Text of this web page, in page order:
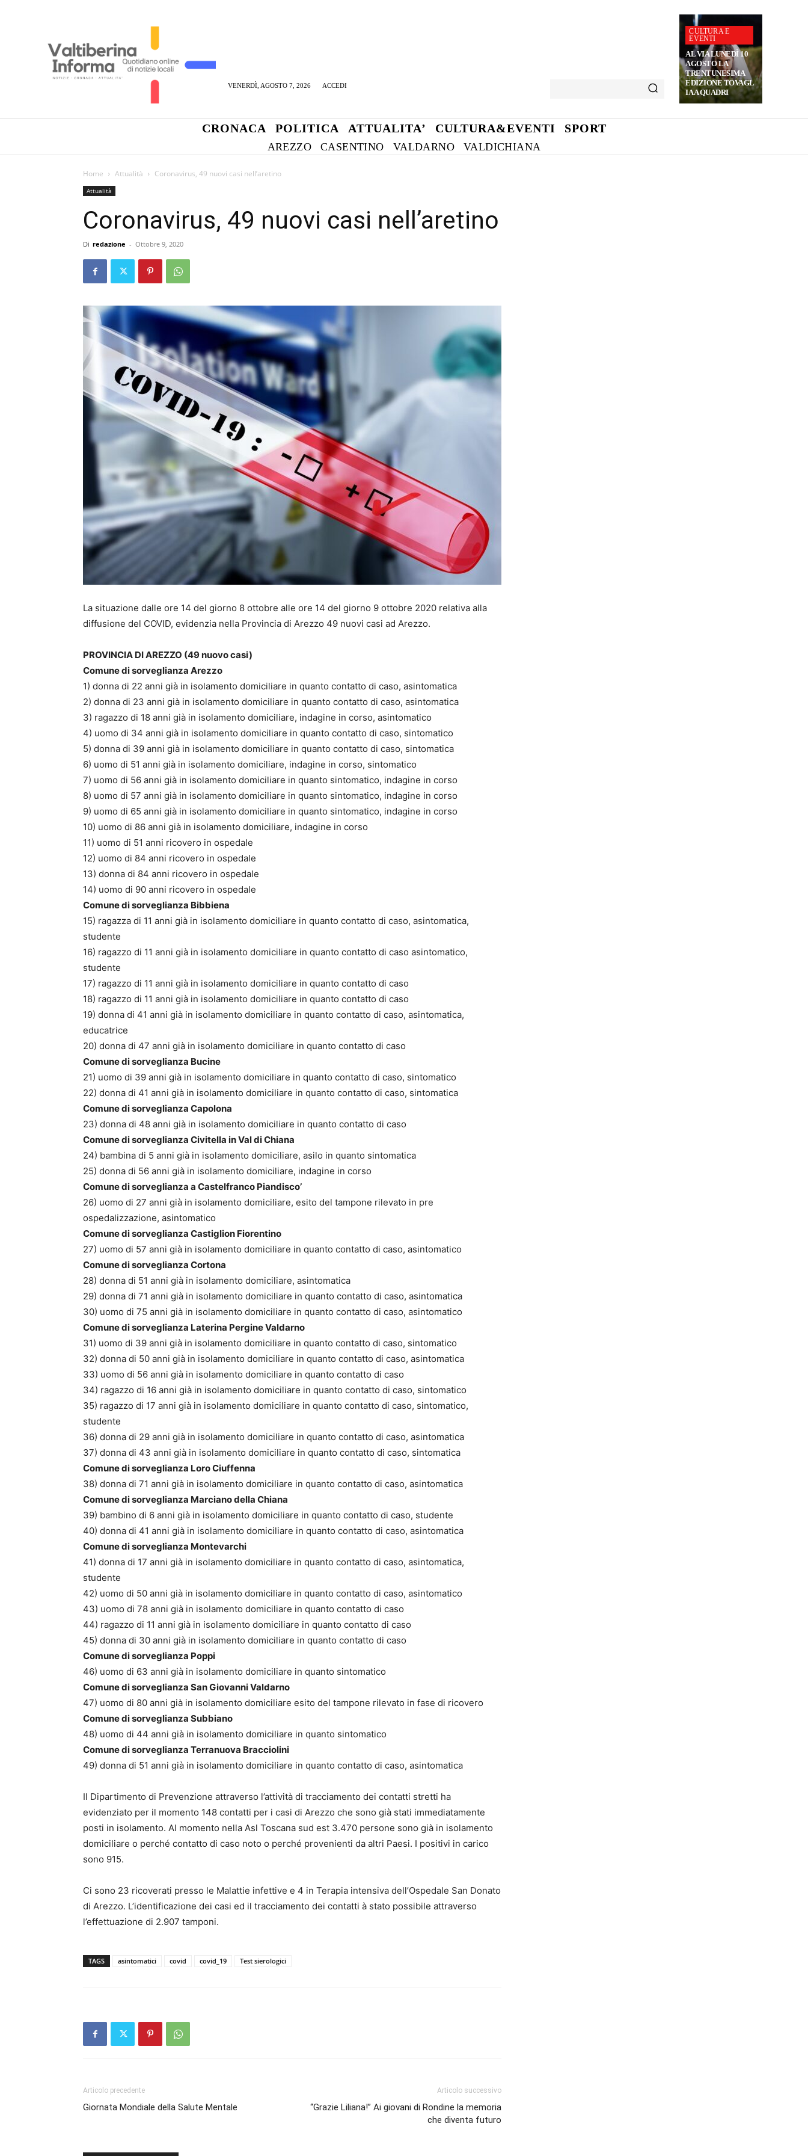
VENERDÌ, AGOSTO 7, 2026 ACCEDI
CULTURA E
EVENTI
AL VIA LUNEDÌ 10
AGOSTO LA
TRENTUNESIMA
EDIZIONE TOVAGL
IA A QUADRI
CRONACA POLITICA ATTUALITA’ CULTURA&EVENTI SPORT
AREZZO CASENTINO VALDARNO VALDICHIANA
Home Attualità Coronavirus, 49 nuovi casi nell’aretino
Attualità
Coronavirus, 49 nuovi casi nell’aretino
Di redazione - Ottobre 9, 2020
La situazione dalle ore 14 del giorno 8 ottobre alle ore 14 del giorno 9 ottobre 2020 relativa alla
diffusione del COVID, evidenzia nella Provincia di Arezzo 49 nuovi casi ad Arezzo.
PROVINCIA DI AREZZO (49 nuovo casi)
Comune di sorveglianza Arezzo
1) donna di 22 anni già in isolamento domiciliare in quanto contatto di caso, asintomatica
2) donna di 23 anni già in isolamento domiciliare in quanto contatto di caso, asintomatica
3) ragazzo di 18 anni già in isolamento domiciliare, indagine in corso, asintomatico
4) uomo di 34 anni già in isolamento domiciliare in quanto contatto di caso, sintomatico
5) donna di 39 anni già in isolamento domiciliare in quanto contatto di caso, sintomatica
6) uomo di 51 anni già in isolamento domiciliare, indagine in corso, sintomatico
7) uomo di 56 anni già in isolamento domiciliare in quanto sintomatico, indagine in corso
8) uomo di 57 anni già in isolamento domiciliare in quanto sintomatico, indagine in corso
9) uomo di 65 anni già in isolamento domiciliare in quanto sintomatico, indagine in corso
10) uomo di 86 anni già in isolamento domiciliare, indagine in corso
11) uomo di 51 anni ricovero in ospedale
12) uomo di 84 anni ricovero in ospedale
13) donna di 84 anni ricovero in ospedale
14) uomo di 90 anni ricovero in ospedale
Comune di sorveglianza Bibbiena
15) ragazza di 11 anni già in isolamento domiciliare in quanto contatto di caso, asintomatica,
studente
16) ragazzo di 11 anni già in isolamento domiciliare in quanto contatto di caso asintomatico,
studente
17) ragazzo di 11 anni già in isolamento domiciliare in quanto contatto di caso
18) ragazzo di 11 anni già in isolamento domiciliare in quanto contatto di caso
19) donna di 41 anni già in isolamento domiciliare in quanto contatto di caso, asintomatica,
educatrice
20) donna di 47 anni già in isolamento domiciliare in quanto contatto di caso
Comune di sorveglianza Bucine
21) uomo di 39 anni già in isolamento domiciliare in quanto contatto di caso, sintomatico
22) donna di 41 anni già in isolamento domiciliare in quanto contatto di caso, sintomatica
Comune di sorveglianza Capolona
23) donna di 48 anni già in isolamento domiciliare in quanto contatto di caso
Comune di sorveglianza Civitella in Val di Chiana
24) bambina di 5 anni già in isolamento domiciliare, asilo in quanto sintomatica
25) donna di 56 anni già in isolamento domiciliare, indagine in corso
Comune di sorveglianza a Castelfranco Piandisco’
26) uomo di 27 anni già in isolamento domiciliare, esito del tampone rilevato in pre
ospedalizzazione, asintomatico
Comune di sorveglianza Castiglion Fiorentino
27) uomo di 57 anni già in isolamento domiciliare in quanto contatto di caso, asintomatico
Comune di sorveglianza Cortona
28) donna di 51 anni già in isolamento domiciliare, asintomatica
29) donna di 71 anni già in isolamento domiciliare in quanto contatto di caso, asintomatica
30) uomo di 75 anni già in isolamento domiciliare in quanto contatto di caso, asintomatico
Comune di sorveglianza Laterina Pergine Valdarno
31) uomo di 39 anni già in isolamento domiciliare in quanto contatto di caso, sintomatico
32) donna di 50 anni già in isolamento domiciliare in quanto contatto di caso, asintomatica
33) uomo di 56 anni già in isolamento domiciliare in quanto contatto di caso
34) ragazzo di 16 anni già in isolamento domiciliare in quanto contatto di caso, sintomatico
35) ragazzo di 17 anni già in isolamento domiciliare in quanto contatto di caso, sintomatico,
studente
36) donna di 29 anni già in isolamento domiciliare in quanto contatto di caso, asintomatica
37) donna di 43 anni già in isolamento domiciliare in quanto contatto di caso, sintomatica
Comune di sorveglianza Loro Ciuffenna
38) donna di 71 anni già in isolamento domiciliare in quanto contatto di caso, asintomatica
Comune di sorveglianza Marciano della Chiana
39) bambino di 6 anni già in isolamento domiciliare in quanto contatto di caso, studente
40) donna di 41 anni già in isolamento domiciliare in quanto contatto di caso, asintomatica
Comune di sorveglianza Montevarchi
41) donna di 17 anni già in isolamento domiciliare in quanto contatto di caso, asintomatica,
studente
42) uomo di 50 anni già in isolamento domiciliare in quanto contatto di caso, asintomatico
43) uomo di 78 anni già in isolamento domiciliare in quanto contatto di caso
44) ragazzo di 11 anni già in isolamento domiciliare in quanto contatto di caso
45) donna di 30 anni già in isolamento domiciliare in quanto contatto di caso
Comune di sorveglianza Poppi
46) uomo di 63 anni già in isolamento domiciliare in quanto sintomatico
Comune di sorveglianza San Giovanni Valdarno
47) uomo di 80 anni già in isolamento domiciliare esito del tampone rilevato in fase di ricovero
Comune di sorveglianza Subbiano
48) uomo di 44 anni già in isolamento domiciliare in quanto sintomatico
Comune di sorveglianza Terranuova Bracciolini
49) donna di 51 anni già in isolamento domiciliare in quanto contatto di caso, asintomatica
Il Dipartimento di Prevenzione attraverso l’attività di tracciamento dei contatti stretti ha
evidenziato per il momento 148 contatti per i casi di Arezzo che sono già stati immediatamente
posti in isolamento. Al momento nella Asl Toscana sud est 3.470 persone sono già in isolamento
domiciliare o perché contatto di caso noto o perché provenienti da altri Paesi. I positivi in carico
sono 915.
Ci sono 23 ricoverati presso le Malattie infettive e 4 in Terapia intensiva dell’Ospedale San Donato
di Arezzo. L’identificazione dei casi ed il tracciamento dei contatti à stato possibile attraverso
l’effettuazione di 2.907 tamponi.
TAGS asintomatici covid covid_19 Test sierologici
Articolo precedente
Giornata Mondiale della Salute Mentale
Articolo successivo
“Grazie Liliana!” Ai giovani di Rondine la memoria
che diventa futuro